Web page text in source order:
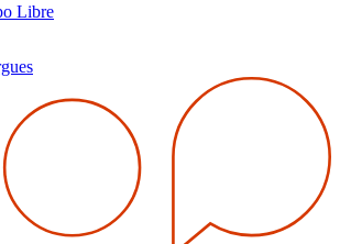
Libre